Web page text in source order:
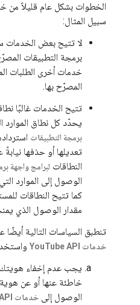
سبيل المثال:
لا تتيح بعض الخدمات
برمجة التطبيقات
خدمات أخرى الطلبات
المصرّح بها.
تتيح الخدمات غالبًا
يحدّد كل نطاق الموارد
برمجة التطبيقات
تعديلها أو حذفها
النطاقات لبرامج واجهة
الوصول إلى الموارد
كما تتيح النطاقات
مقدار الوصول الذي
تنطبق السياسات التالية أيضًا
خدمات YouTube API
يجب عدم إخفاء هويتك
خاطئة عنها أو عن هوية
الوصول إلى خدمات YouTube API